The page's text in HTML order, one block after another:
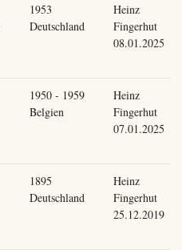
1953
Deutschland
Heinz
Fingerhut
08.01.2025
1950 - 1959
Belgien
Heinz
Fingerhut
07.01.2025
1895
Deutschland
Heinz
Fingerhut
25.12.2019